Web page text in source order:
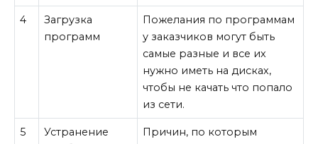
4
Загрузка
программ
Пожелания по программам
у заказчиков могут быть
самые разные и все их
нужно иметь на дисках,
чтобы не качать что попало
из сети.
5
Устранение
Причин, по которым